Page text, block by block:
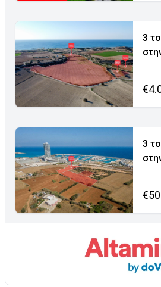
3
3